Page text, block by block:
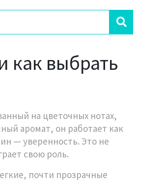
как выбрать
на цветочных нотах,
аромат, он работает как
— уверенность. Это не
свою роль.
почти прозрачные